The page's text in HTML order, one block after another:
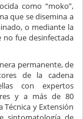
como “moko”,
que se disemina a
o mediante la
fue desinfectada
permanente, de
de la cadena
con expertos
y a más de 80
Técnica y Extensión